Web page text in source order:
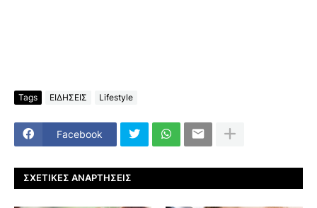
Tags ΕΙΔΗΣΕΙΣ Lifestyle
Facebook
ΣΧΕΤΙΚΈΣ ΑΝΑΡΤΉΣΕΙΣ